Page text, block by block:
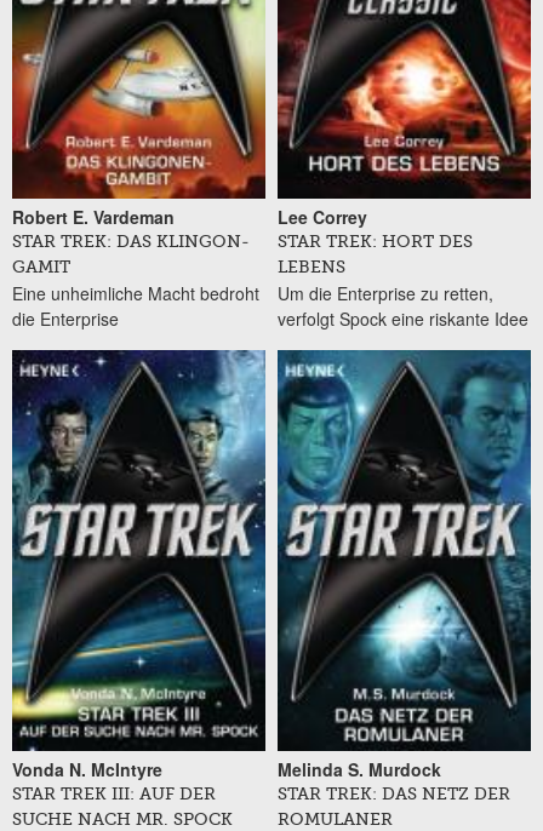
Robert E. Vardeman
STAR TREK: DAS KLINGON-
GAMIT
Eine unheimliche Macht bedroht
die Enterprise
Lee Correy
STAR TREK: HORT DES
LEBENS
Um die Enterprise zu retten,
verfolgt Spock eine riskante Idee
Vonda N. McIntyre
STAR TREK III: AUF DER
SUCHE NACH MR. SPOCK
Melinda S. Murdock
STAR TREK: DAS NETZ DER
ROMULANER